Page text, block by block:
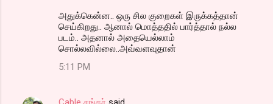
அதுக்கென்ன.. ஒரு சில குறைகள் இருக்கத்தான்
செய்கிறது.. ஆனால் மொத்ததில் பார்த்தால் நல்ல
படம்.. அதனால் அதையெல்லாம்
சொல்லவில்லை..அவ்வளவுதான்
5:11 PM